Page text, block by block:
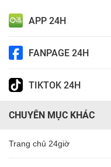
APP 24H
FANPAGE 24H
TIKTOK 24H
CHUYÊN MỤC KHÁC
Trang chủ 24giờ